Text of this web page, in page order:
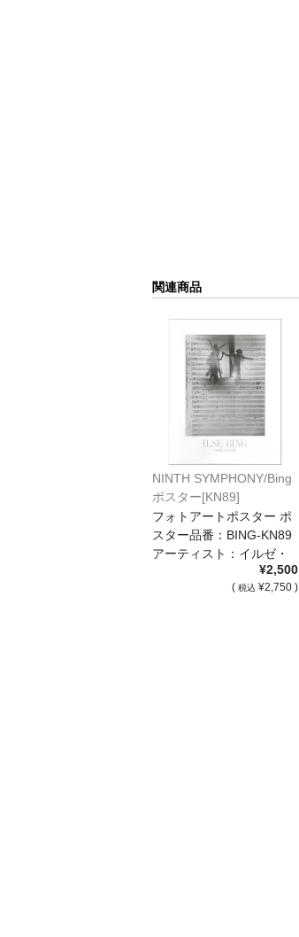
関連商品
NINTH SYMPHONY/Bing
ポスター[KN89]
フォトアートポスター ポ
スター品番：BING-KN89
アーティスト：イルゼ・
¥2,500
( 税込 ¥2,750 )